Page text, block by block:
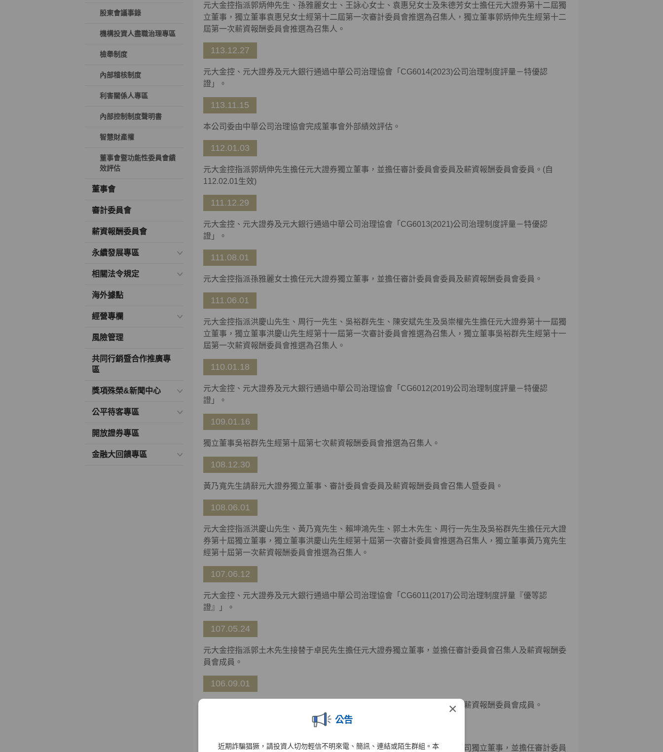
×
公告
近期詐騙猖獗，請投資人切勿輕信不明來電、簡訊、連結或陌生群組。本
股東會議事錄
機構投資人盡職治理專區
檢舉制度
內部稽核制度
利害關係人專區
內部控制制度聲明書
智慧財產權
董事會暨功能性委員會績
效評估
董事會
審計委員會
薪資報酬委員會
永續發展專區
相關法令規定
海外據點
經營專欄
風險管理
共同行銷暨合作推廣專
區
獎項殊榮&新聞中心
公平待客專區
開放證券專區
金融大回饋專區
元大金控指派郭炳伸先生、孫雅麗女士、王詠心女士、袁惠兒女士及朱德芳女士擔任元大證券第十二屆獨
立董事，獨立董事袁惠兒女士經第十二屆第一次審計委員會推選為召集人，獨立董事郭炳伸先生經第十二
屆第一次薪資報酬委員會推選為召集人。
113.12.27
元大金控、元大證券及元大銀行通過中華公司治理協會「 CG6014(2023)公司治理制度評量－特優認
證」。
113.11.15
本公司委由中華公司治理協會完成董事會外部績效評估。
112.01.03
元大金控指派郭炳伸先生擔任元大證券獨立董事，並擔任審計委員會委員及薪資報酬委員會委員。(自
112.02.01生效)
111.12.29
元大金控、元大證券及元大銀行通過中華公司治理協會「CG6013(2021)公司治理制度評量－特優認
證」。
111.08.01
元大金控指派孫雅麗女士擔任元大證券獨立董事，並擔任審計委員會委員及薪資報酬委員會委員。
111.06.01
元大金控指派洪慶山先生、周行一先生、吳裕群先生、陳安斌先生及吳崇權先生擔任元大證券第十一屆獨
立董事，獨立董事洪慶山先生經第十一屆第一次審計委員會推選為召集人，獨立董事吳裕群先生經第十一
屆第一次薪資報酬委員會推選為召集人。
110.01.18
元大金控、元大證券及元大銀行通過中華公司治理協會「CG6012(2019)公司治理制度評量－特優認
證」。
109.01.16
獨立董事吳裕群先生經第十屆第七次薪資報酬委員會推選為召集人。
108.12.30
黃乃寬先生請辭元大證券獨立董事、審計委員會委員及薪資報酬委員會召集人暨委員。
108.06.01
元大金控指派洪慶山先生、黃乃寬先生、賴坤鴻先生、郭土木先生、周行一先生及吳裕群先生擔任元大證
券第十屆獨立董事，獨立董事洪慶山先生經第十屆第一次審計委員會推選為召集人，獨立董事黃乃寬先生
經第十屆第一次薪資報酬委員會推選為召集人。
107.06.12
元大金控、元大證券及元大銀行通過中華公司治理協會「CG6011(2017)公司治理制度評量『優等認
證』」。
107.05.24
元大金控指派郭土木先生接替于卓民先生擔任元大證券獨立董事，並擔任審計委員會召集人及薪資報酬委
員會成員。
106.09.01
元大金控指派黃乃寬先生擔任元大證券公司獨立董事，並擔任審計委員會、薪資報酬委員會成員。
獨立董事司徒達賢先生請辭，改由洪慶山先生及張傳栗先生擔任元大證券公司獨立董事，並擔任審計委員